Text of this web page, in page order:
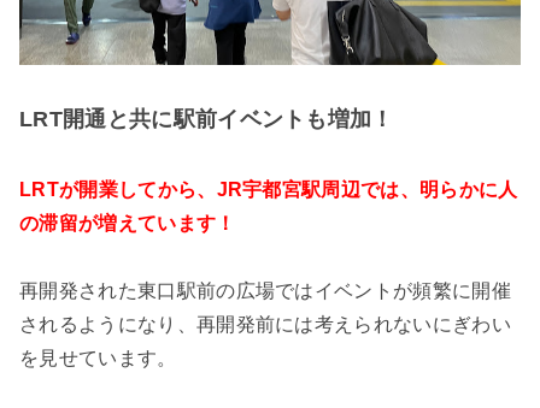
LRT開通と共に駅前イベントも増加！
LRTが開業してから、JR宇都宮駅周辺では、明らかに人
の滞留が増えています！
再開発された東口駅前の広場ではイベントが頻繁に開催
されるようになり、再開発前には考えられないにぎわい
を見せています。